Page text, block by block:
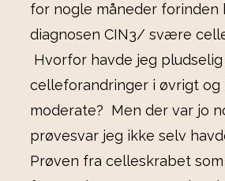
for nogle måneder forinden
diagnosen CIN3/ svære
Hvorfor havde jeg
celleforandringer i øvrigt og
moderate? Men der var jo
prøvesvar jeg ikke selv
Prøven fra celleskrabet